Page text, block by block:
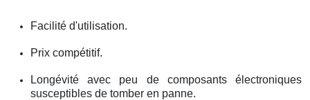
Facilité d'utilisation.
Prix compétitif.
Longévité avec peu de composants électroniques
susceptibles de tomber en panne.